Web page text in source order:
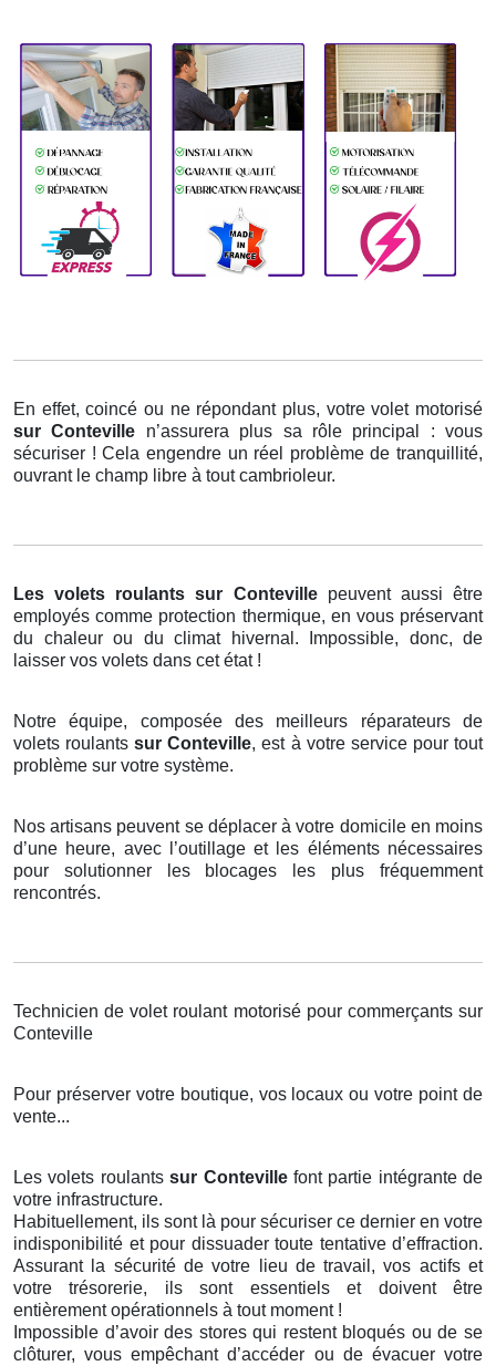
En effet, coincé ou ne répondant plus, votre volet motorisé
sur Conteville n’assurera plus sa rôle principal : vous
sécuriser ! Cela engendre un réel problème de tranquillité,
ouvrant le champ libre à tout cambrioleur.
Les volets roulants sur Conteville peuvent aussi être
employés comme protection thermique, en vous préservant
du chaleur ou du climat hivernal. Impossible, donc, de
laisser vos volets dans cet état !
Notre équipe, composée des meilleurs réparateurs de
volets roulantssur Conteville, est à votre service pour tout
problème sur votre système.
Nos artisans peuvent se déplacer à votre domicile en moins
d’une heure, avec l’outillage et les éléments nécessaires
pour solutionner les blocages les plus fréquemment
rencontrés.
Technicien de volet roulant motorisé pour commerçants sur
Conteville
Pour préserver votre boutique, vos locaux ou votre point de
vente...
Les volets roulantssur Conteville font partie intégrante de
votre infrastructure.
Habituellement, ils sont là pour sécuriser ce dernier en votre
indisponibilité et pour dissuader toute tentative d’effraction.
Assurant la sécurité de votre lieu de travail, vos actifs et
votre trésorerie, ils sont essentiels et doivent être
entièrement opérationnels à tout moment !
Impossible d’avoir des stores qui restent bloqués ou de se
clôturer, vous empêchant d’accéder ou de évacuer votre